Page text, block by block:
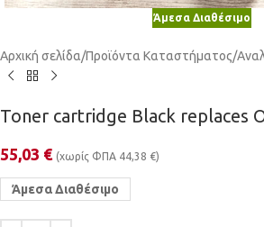
Άμεσα Διαθέσιμο
Αρχική σελίδα/Προϊόντα Καταστήματος/
Toner cartridge Black replaces
55,03 € (χωρίς ΦΠΑ 44,38 €)
Άμεσα Διαθέσιμο